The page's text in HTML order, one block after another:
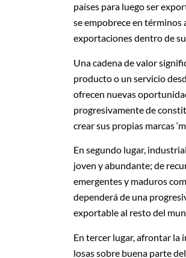
países para luego ser
se empobrece en términos
exportaciones dentro de
Una cadena de valor
producto o un servicio
ofrecen nuevas
progresivamente de
crear sus propias marcas
En segundo lugar,
joven y abundante; de
emergentes y maduros
dependerá de una
exportable al resto del
En tercer lugar, afrontar la
losas sobre buena parte